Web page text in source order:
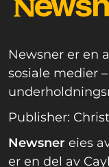
Newsner er en
sosiale medier
Publisher:
Newsner eies
er en del av